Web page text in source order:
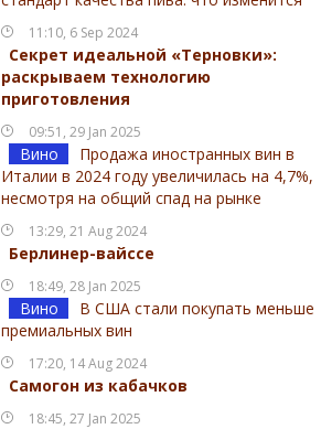
11:10, 6 Sep 2024
Секрет идеальной «Терновки»:
раскрываем технологию
приготовления
09:51, 29 Jan 2025
Вино
Продажа иностранных вин в
Италии в 2024 году увеличилась на 4,7%,
несмотря на общий спад на рынке
13:29, 21 Aug 2024
Берлинер-вайссе
18:49, 28 Jan 2025
Вино
В США стали покупать меньше
премиальных вин
17:20, 14 Aug 2024
Самогон из кабачков
18:45, 27 Jan 2025